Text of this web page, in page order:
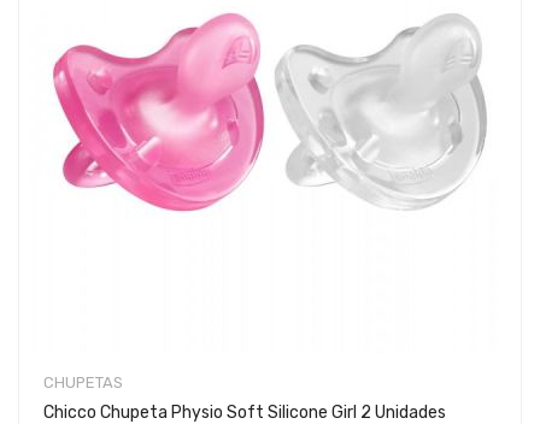
CHUPETAS
Chicco Chupeta Physio Soft Silicone Girl 2 Unidades